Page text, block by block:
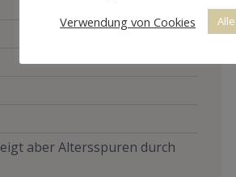
aber Altersspuren durch
Verwendung von Cookies